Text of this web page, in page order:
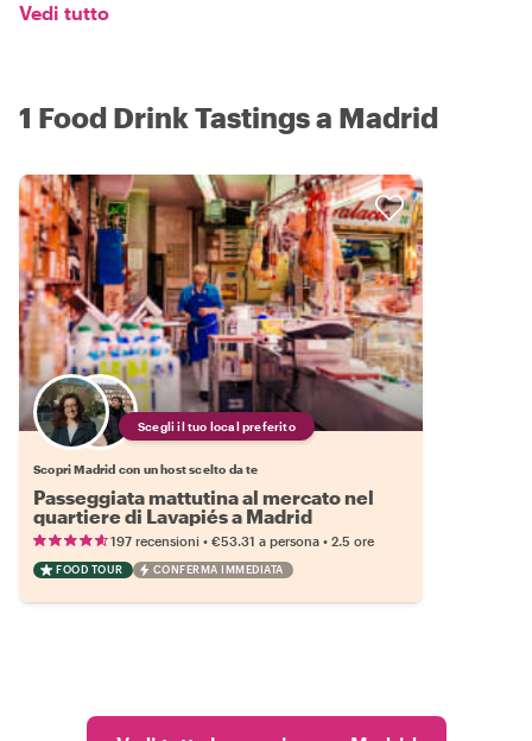
Vedi tutto
1 Food Drink Tastings a Madrid
Scegli il tuo local preferito
Scopri Madrid con un host scelto da te
Passeggiata mattutina al mercato nel
quartiere di Lavapiés a Madrid
197 recensioni • €53.31 a persona • 2.5 ore
FOOD TOUR CONFERMA IMMEDIATA